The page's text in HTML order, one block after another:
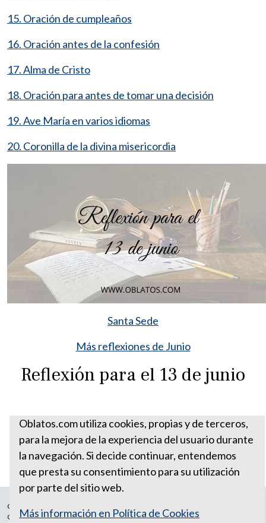
15. Oración de cumpleaños
16. Oración antes de la confesión
17. Alma de Cristo
18. Oración para antes de tomar una decisión
19. Ave María en varios idiomas
20. Coronilla de la divina misericordia
Santa Sede
Más reflexiones de Junio
Reflexión para el 13 de junio
Oblatos.com utiliza cookies, propias y de terceros,
para la mejora de la experiencia del usuario durante
la navegación. Si decide continuar, entendemos
que presta su consentimiento para su utilización
por parte del sitio web.
Más información en Política de Cookies
Correo Ecuador:
Correo Colombia:vocacionaloblatosipiales@gmail.com